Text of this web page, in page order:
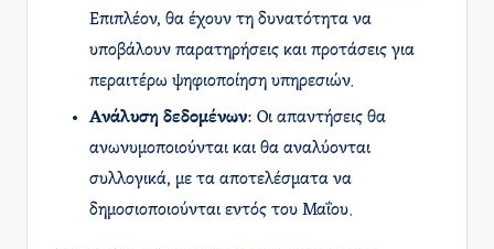
Επιπλέον, θα έχουν τη δυνατότητα να
υποβάλουν παρατηρήσεις και προτάσεις για
περαιτέρω ψηφιοποίηση υπηρεσιών.​
Ανάλυση δεδομένων: Οι απαντήσεις θα
ανωνυμοποιούνται και θα αναλύονται
συλλογικά, με τα αποτελέσματα να
δημοσιοποιούνται εντός του Μαΐου. ​